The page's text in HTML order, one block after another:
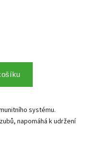
systému.
napomáhá k udržení